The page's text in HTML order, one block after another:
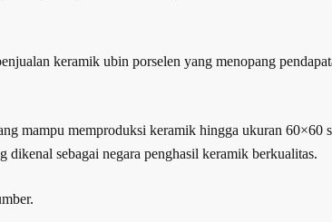
keramik ubin porselen yang menopang
mampu memproduksi keramik hingga ukuran 60×60
sebagai negara penghasil keramik berkualitas.